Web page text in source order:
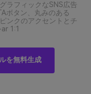
ラフィックなSNS広告
ボタン、丸みのある
ンクのアクセントとチ
1:1
を無料生成